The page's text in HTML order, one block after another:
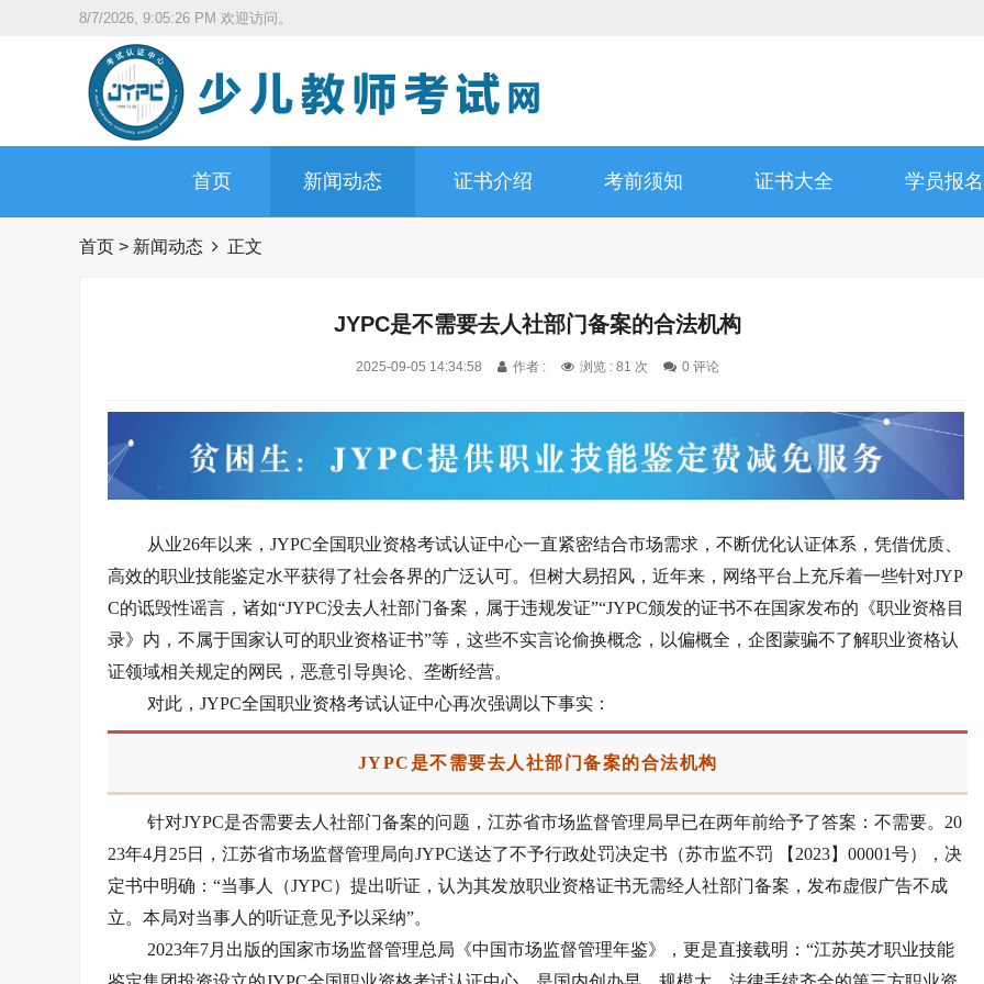
8/7/2026, 9:05:27 PM 欢迎访问。
首页 新闻动态 证书介绍 考前须知 证书大全 学员报名
首页 > 新闻动态 正文
JYPC是不需要去人社部门备案的合法机构
2025-09-05 14:34:58 作者 : 浏览 : 81 次 0 评论
从业26年以来，JYPC全国职业资格考试认证中心一直紧密结合市场需求，不断优化认证体系，凭借优质、
高效的职业技能鉴定水平获得了社会各界的广泛认可。但树大易招风，近年来，网络平台上充斥着一些针对JYP
C的诋毁性谣言，诸如“JYPC没去人社部门备案，属于违规发证”“JYPC颁发的证书不在国家发布的《职业资格目
录》内，不属于国家认可的职业资格证书”等，这些不实言论偷换概念，以偏概全，企图蒙骗不了解职业资格认
证领域相关规定的网民，恶意引导舆论、垄断经营。
对此，JYPC全国职业资格考试认证中心再次强调以下事实：
JYPC是不需要去人社部门备案的合法机构
针对JYPC是否需要去人社部门备案的问题，江苏省市场监督管理局早已在两年前给予了答案：不需要。20
23年4月25日，江苏省市场监督管理局向JYPC送达了不予行政处罚决定书（苏市监不罚 【2023】00001号），决
定书中明确：“当事人（JYPC）提出听证，认为其发放职业资格证书无需经人社部门备案，发布虚假广告不成
立。本局对当事人的听证意见予以采纳”。
2023年7月出版的国家市场监督管理总局《中国市场监督管理年鉴》，更是直接载明：“江苏英才职业技能